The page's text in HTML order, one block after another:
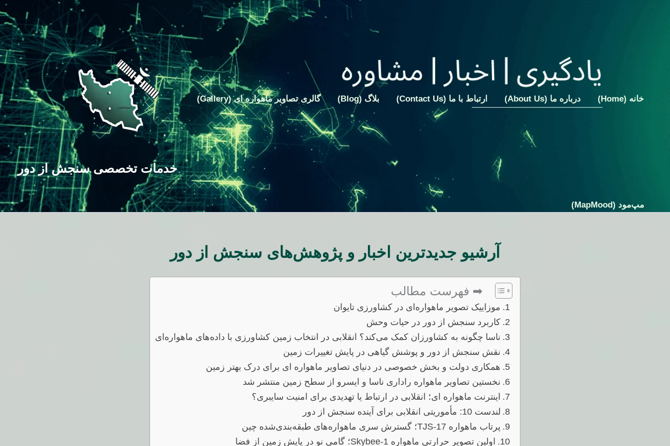
خانه (Home) درباره ما (About Us) ارتباط با ما (Contact Us) بلاگ (Blog) گالری تصاویر ماهواره ای (Gallery)
مپ‌مود (MapMood)
خدمات تخصصی سنجش از دور
آرشیو جدیدترین اخبار و پژوهش‌های سنجش از دور
➡ فهرست مطالب
موزاییک تصویر ماهواره‌ای در کشاورزی تایوان
کاربرد سنجش از دور در حیات وحش
ناسا چگونه به کشاورزان کمک می‌کند؟ انقلابی در انتخاب زمین کشاورزی با داده‌های ماهواره‌ای
نقش سنجش از دور و پوشش گیاهی در پایش تغییرات زمین
همکاری دولت و بخش خصوصی در دنیای تصاویر ماهواره ای برای درک بهتر زمین
نخستین تصاویر ماهواره راداری ناسا و ایسرو از سطح زمین منتشر شد
اینترنت ماهواره ای؛ انقلابی در ارتباط یا تهدیدی برای امنیت سایبری؟
لندست 10: مأموریتی انقلابی برای آینده سنجش از دور
پرتاب ماهواره TJS-17؛ گسترش سری ماهواره‌های طبقه‌بندی‌شده چین
اولین تصویر حرارتی ماهواره Skybee-1؛ گامی نو در پایش زمین از فضا